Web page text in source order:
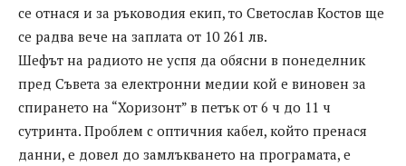
се отнася и за ръководия екип, то Светослав Костов ще
се радва вече на заплата от 10 261 лв.
Шефът на радиото не успя да обясни в понеделник
пред Съвета за електронни медии кой е виновен за
спирането на “Хоризонт” в петък от 6 ч до 11 ч
сутринта. Проблем с оптичния кабел, който пренася
данни, е довел до замлъкването на програмата, е